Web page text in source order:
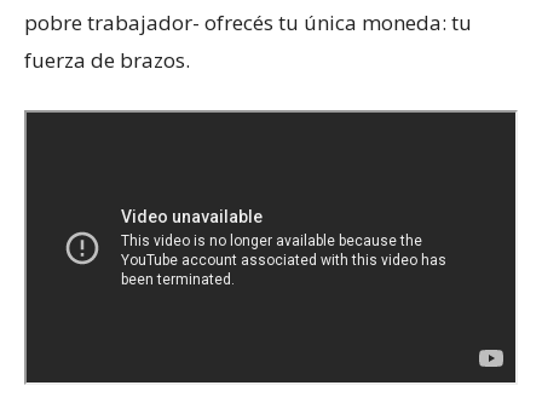
pobre trabajador- ofrecés tu única moneda: tu
fuerza de brazos.